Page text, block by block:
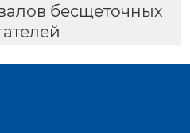
бесщеточных